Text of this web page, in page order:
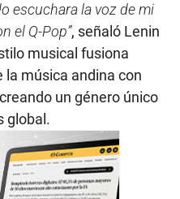
escuchara la voz de mi
el Q-Pop”, señaló Lenin
musical fusiona
música andina con
un género único
global.